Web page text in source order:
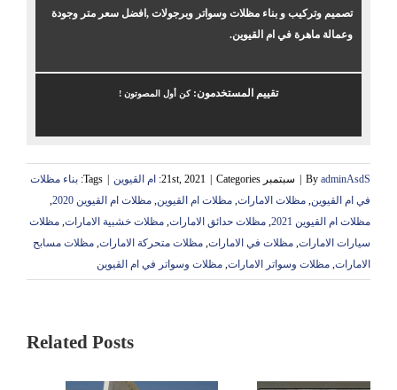
تصميم وتركيب و بناء مظلات وسواتر وبرجولات ,افضل سعر متر وجودة
وعمالة ماهرة في ام القيوين.
تقييم المستخدمون:كن أول المصوتون !
By adminAsdS سبتمبر 21st, 2021 Categories: ام القيوين Tags: بناء مظلات
في ام القيوين, مظلات الامارات, مظلات ام القيوين, مظلات ام القيوين 2020
,
مظلات ام القيوين 2021
, مظلات حدائق الامارات, مظلات خشبية الامارات, مظلات
سيارات الامارات, مظلات في الامارات, مظلات متحركة الامارات, مظلات مسابح
الامارات, مظلات وسواتر الامارات, مظلات وسواتر في ام القيوين
Related Posts